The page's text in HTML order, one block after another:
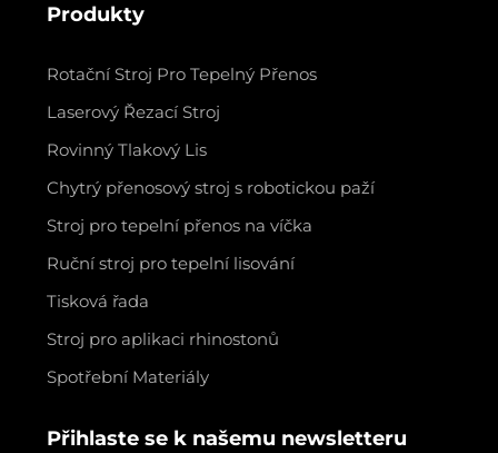
Produkty
Rotační Stroj Pro Tepelný Přenos
Laserový Řezací Stroj
Rovinný Tlakový Lis
Chytrý přenosový stroj s robotickou paží
Stroj pro tepelní přenos na víčka
Ruční stroj pro tepelní lisování
Tisková řada
Stroj pro aplikaci rhinostonů
Spotřební Materiály
Přihlaste se k našemu newsletteru